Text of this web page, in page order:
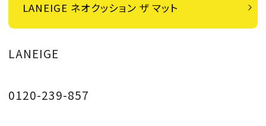
LANEIGE ネオクッション ザ マット
LANEIGE
0120-239-857